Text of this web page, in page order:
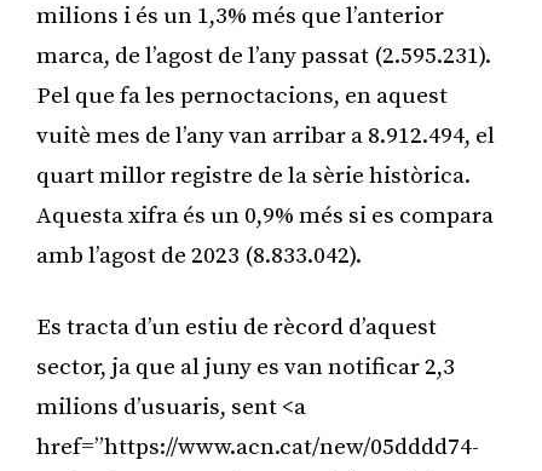
milions i és un 1,3% més que l’anterior
marca, de l’agost de l’any passat (2.595.231).
Pel que fa les pernoctacions, en aquest
vuitè mes de l’any van arribar a 8.912.494, el
quart millor registre de la sèrie històrica.
Aquesta xifra és un 0,9% més si es compara
amb l’agost de 2023 (8.833.042).
Es tracta d’un estiu de rècord d’aquest
sector, ja que al juny es van notificar 2,3
milions d’usuaris, sent <a
href=”https://www.acn.cat/new/05dddd74-